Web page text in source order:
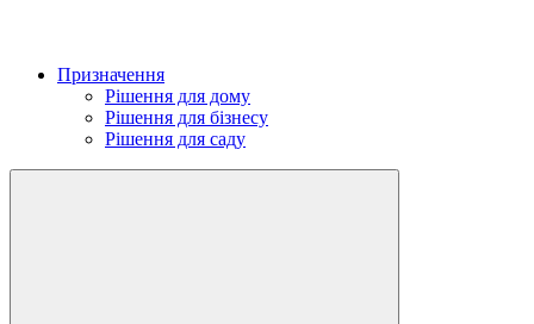
Призначення
Рішення для дому
Рішення для бізнесу
Рішення для саду